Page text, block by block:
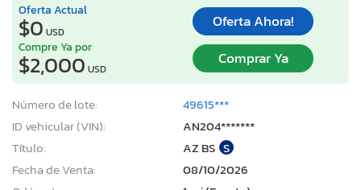
Oferta Actual
$0 USD
Oferta Ahora!
Compre Ya por
$2,000 USD
Comprar Ya
Número de lote:
49615***
ID vehicular (VIN):
AN204*******
Título:
AZ BS S
Fecha de Venta:
08/10/2026